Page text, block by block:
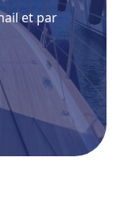
et par